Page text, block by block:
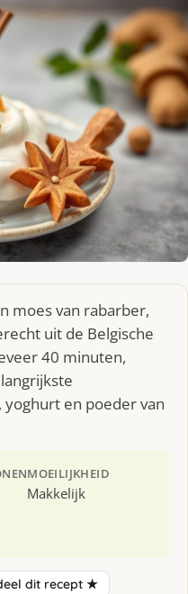
moes van rabarber,
uit de Belgische
40 minuten,
en poeder van
MOEILIJKHEID
Makkelijk
dit recept ★